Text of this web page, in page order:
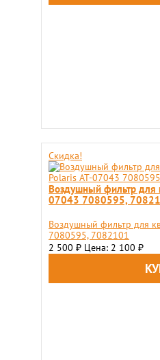
Скидка!
Воздушный фильтр для
07043 7080595,
Воздушный фильтр для
7080595, 7082101
2 500 ₽ Цена: 2 100 ₽